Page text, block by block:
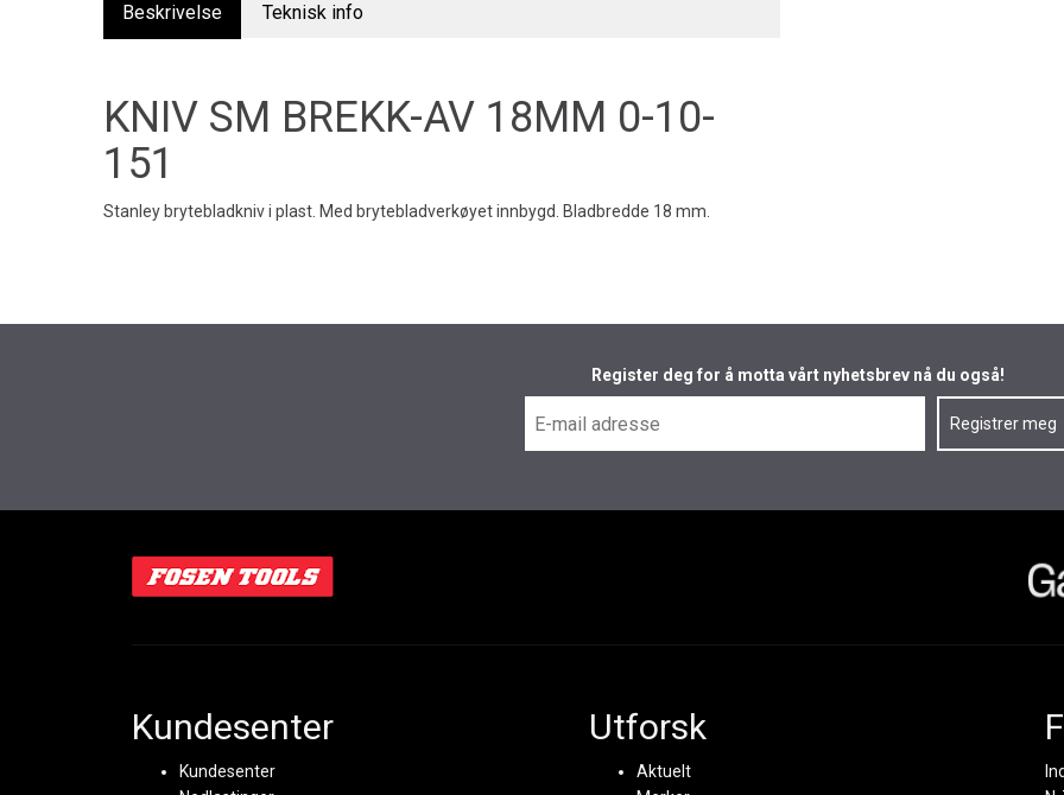
Beskrivelse Teknisk info
KNIV SM BREKK-AV 18MM 0-10-
151
Stanley brytebladkniv i plast. Med brytebladverkøyet innbygd. Bladbredde 18 mm.
Register deg for å motta vårt nyhetsbrev nå du også!
Kundesenter
Kundesenter
Utforsk
Aktuelt